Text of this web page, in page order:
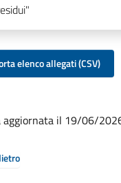
elenco allegati (CSV)
aggiornata il 19/06/